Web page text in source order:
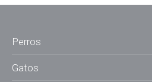
Perros
Gatos